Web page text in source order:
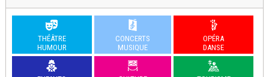
THÉÂTRE
HUMOUR
CONCERTS
MUSIQUE
OPÉRA
DANSE